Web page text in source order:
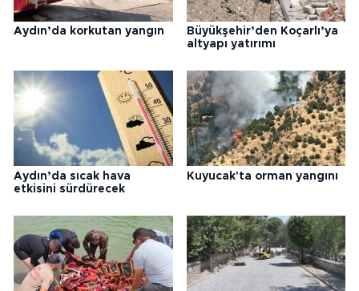
Aydın’da korkutan yangın
Büyükşehir’den Koçarlı’ya
altyapı yatırımı
Aydın’da sıcak hava
etkisini sürdürecek
Kuyucak'ta orman yangını